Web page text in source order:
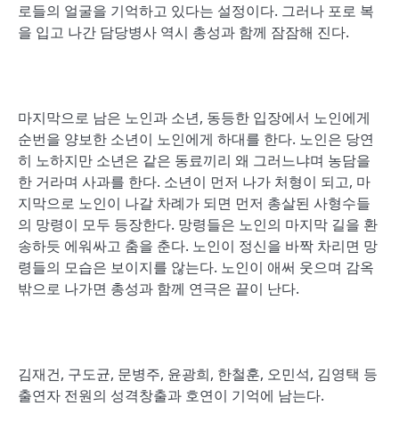
로들의 얼굴을 기억하고 있다는 설정이다. 그러나 포로 복
을 입고 나간 담당병사 역시 총성과 함께 잠잠해 진다.
마지막으로 남은 노인과 소년, 동등한 입장에서 노인에게
순번을 양보한 소년이 노인에게 하대를 한다. 노인은 당연
히 노하지만 소년은 같은 동료끼리 왜 그러느냐며 농담을
한 거라며 사과를 한다. 소년이 먼저 나가 처형이 되고, 마
지막으로 노인이 나갈 차례가 되면 먼저 총살된 사형수들
의 망령이 모두 등장한다. 망령들은 노인의 마지막 길을 환
송하듯 에워싸고 춤을 춘다. 노인이 정신을 바짝 차리면 망
령들의 모습은 보이지를 않는다. 노인이 애써 웃으며 감옥
밖으로 나가면 총성과 함께 연극은 끝이 난다.
김재건, 구도균, 문병주, 윤광희, 한철훈, 오민석, 김영택 등
출연자 전원의 성격창출과 호연이 기억에 남는다.